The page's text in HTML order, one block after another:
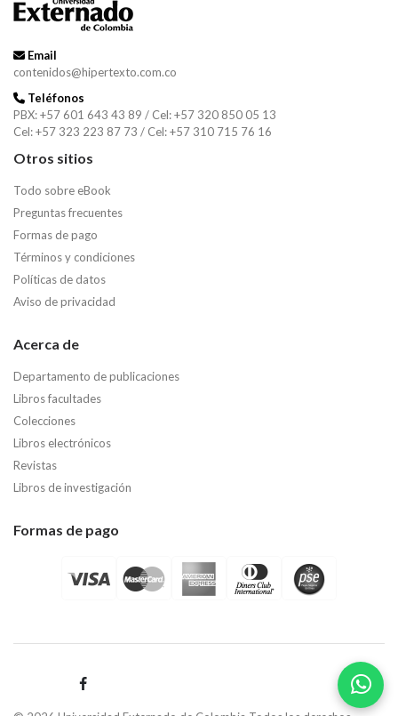
Email
contenidos@hipertexto.com.co
Teléfonos
PBX: +57 601 643 43 89 / Cel: +57 320 850 05 13
Cel: +57 323 223 87 73 / Cel: +57 310 715 76 16
Otros sitios
Todo sobre eBook
Preguntas frecuentes
Formas de pago
Términos y condiciones
Políticas de datos
Aviso de privacidad
Acerca de
Departamento de publicaciones
Libros facultades
Colecciones
Libros electrónicos
Revistas
Libros de investigación
Formas de pago